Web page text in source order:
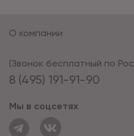
8 (495) 191-91-90
(Звонок бесплатный по
Мы в соцсетях
О компании